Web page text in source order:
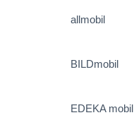
allmobil
BILDmobil
EDEKA mobil